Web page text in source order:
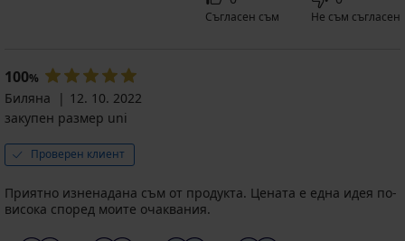
Съгласен съм Не съм съгласен
100%
Биляна
12. 10. 2022
закупен размер uni
Проверен клиент
Приятно изненадана съм от продукта. Цената е една идея по-
висока според моите очаквания.